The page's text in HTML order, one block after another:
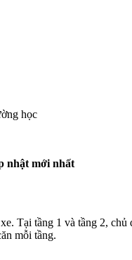
học
nhật mới nhất
Tại tầng 1 và tầng 2,
mỗi tầng.